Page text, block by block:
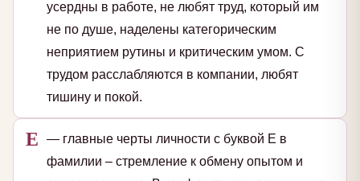
усердны в работе, не любят труд, который им
не по душе, наделены категорическим
неприятием рутины и критическим умом. С
трудом расслабляются в компании, любят
тишину и покой.
Е
— главные черты личности с буквой Е в
фамилии – стремление к обмену опытом и